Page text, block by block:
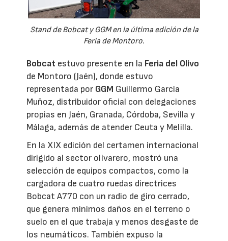
Stand de Bobcat y GGM en la última edición de la
Feria de Montoro.
Bobcat estuvo presente en la Feria del Olivo
de Montoro (Jaén), donde estuvo
representada por GGM Guillermo García
Muñoz, distribuidor oficial con delegaciones
propias en Jaén, Granada, Córdoba, Sevilla y
Málaga, además de atender Ceuta y Melilla.
En la XIX edición del certamen internacional
dirigido al sector olivarero, mostró una
selección de equipos compactos, como la
cargadora de cuatro ruedas directrices
Bobcat A770 con un radio de giro cerrado,
que genera mínimos daños en el terreno o
suelo en el que trabaja y menos desgaste de
los neumáticos. También expuso la